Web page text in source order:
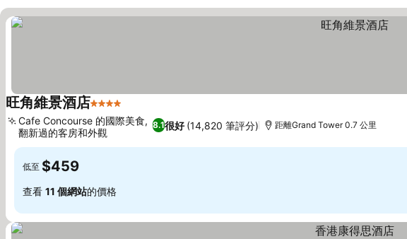
旺角維景酒店4 星級
8.1很好 (14,820 筆評分)
Cafe Concourse 的國際美食,
翻新過的客房和外觀
距離Grand Tower 0.7 公里
低至 $459
查看 11 個網站的價格